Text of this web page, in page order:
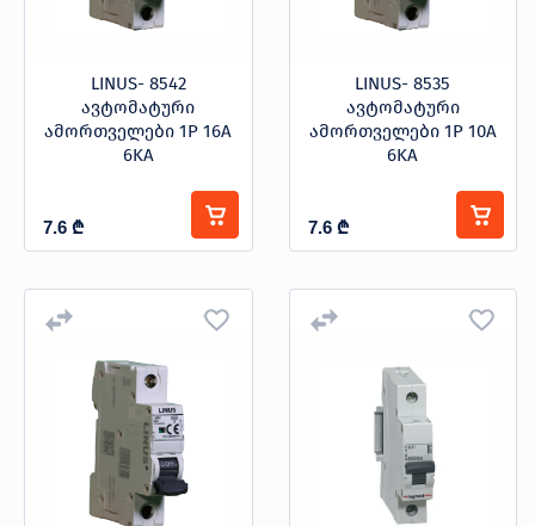
LINUS- 8542
ავტომატური
ამორთველები 1P 16A
6KA
7.6 ₾
LINUS- 8535
ავტომატური
ამორთველები 1P 10A
6KA
7.6 ₾